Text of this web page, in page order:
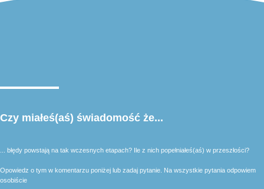
Czy miałeś(aś) świadomość że...
... błędy powstają na tak wczesnych etapach? Ile z nich popełniałeś(aś) w przeszłości?
Opowiedz o tym w komentarzu poniżej lub zadaj pytanie. Na wszystkie pytania odpowiem
osobiście